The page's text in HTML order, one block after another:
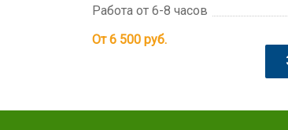
Работа от 6-8 часов
От 6 500 руб.